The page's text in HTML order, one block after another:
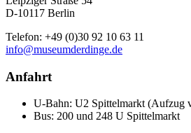
D-10117 Berlin
Telefon: +49 (0)30 92 10 63 11
info@museumderdinge.de
Anfahrt
U-Bahn: U2 Spittelmarkt (Aufzug
Bus: 200 und 248 U Spittelmarkt